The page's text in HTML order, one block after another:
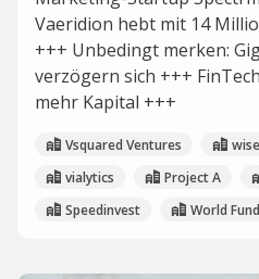
Vaeridion hebt mit 14
+++ Unbedingt merken:
verzögern sich +++
mehr Kapital +++
Vsquared Ventures
vialytics
Project A
Speedinvest
World Fund